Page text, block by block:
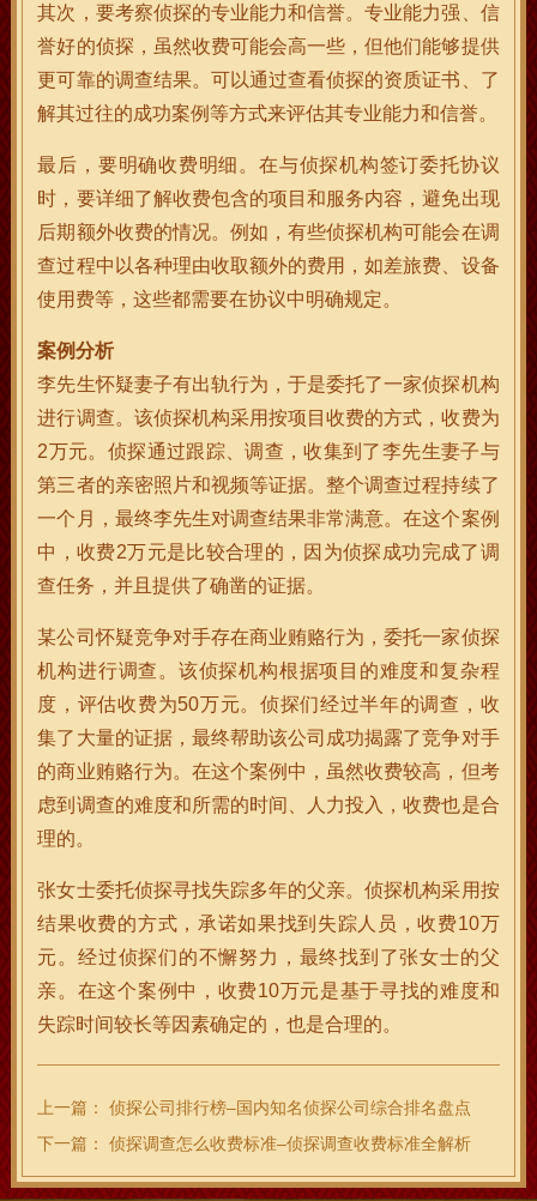
其次，要考察侦探的专业能力和信誉。专业能力强、信
誉好的侦探，虽然收费可能会高一些，但他们能够提供
更可靠的调查结果。可以通过查看侦探的资质证书、了
解其过往的成功案例等方式来评估其专业能力和信誉。
最后，要明确收费明细。在与侦探机构签订委托协议
时，要详细了解收费包含的项目和服务内容，避免出现
后期额外收费的情况。例如，有些侦探机构可能会在调
查过程中以各种理由收取额外的费用，如差旅费、设备
使用费等，这些都需要在协议中明确规定。
案例分析
李先生怀疑妻子有出轨行为，于是委托了一家侦探机构
进行调查。该侦探机构采用按项目收费的方式，收费为
2万元。侦探通过跟踪、调查，收集到了李先生妻子与
第三者的亲密照片和视频等证据。整个调查过程持续了
一个月，最终李先生对调查结果非常满意。在这个案例
中，收费2万元是比较合理的，因为侦探成功完成了调
查任务，并且提供了确凿的证据。
某公司怀疑竞争对手存在商业贿赂行为，委托一家侦探
机构进行调查。该侦探机构根据项目的难度和复杂程
度，评估收费为50万元。侦探们经过半年的调查，收
集了大量的证据，最终帮助该公司成功揭露了竞争对手
的商业贿赂行为。在这个案例中，虽然收费较高，但考
虑到调查的难度和所需的时间、人力投入，收费也是合
理的。
张女士委托侦探寻找失踪多年的父亲。侦探机构采用按
结果收费的方式，承诺如果找到失踪人员，收费10万
元。经过侦探们的不懈努力，最终找到了张女士的父
亲。在这个案例中，收费10万元是基于寻找的难度和
失踪时间较长等因素确定的，也是合理的。
上一篇：
侦探公司排行榜–国内知名侦探公司综合排名盘点
下一篇：
侦探调查怎么收费标准–侦探调查收费标准全解析